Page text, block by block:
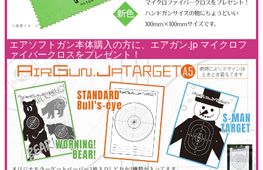
エアソフトガン本体購入の方に、エアガン.jp マイクロフ
ァイバークロスをプレゼント！